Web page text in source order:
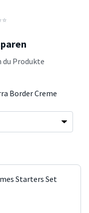
du Produkte
Border Creme
Starters Set